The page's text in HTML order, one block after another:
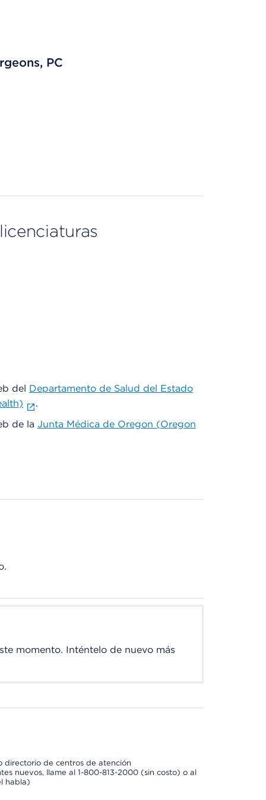
PC
del Departamento de Salud del Estado
.
de la Junta Médica de Oregon (Oregon
momento. Inténtelo de nuevo más
directorio de centros de atención
nuevos, llame al 1-800-813-2000 (sin costo) o al
habla)